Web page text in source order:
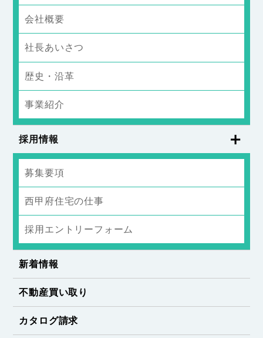
会社概要
社長あいさつ
歴史・沿革
事業紹介
採用情報
募集要項
西甲府住宅の仕事
採用エントリーフォーム
新着情報
不動産買い取り
カタログ請求